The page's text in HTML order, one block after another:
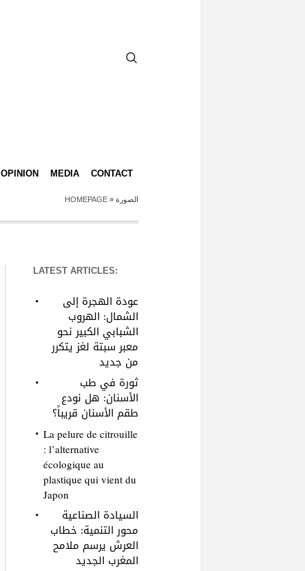
OPINION MEDIA CONTACT
HOMEPAGE » الصورة
LATEST ARTICLES:
عودة الهجرة إلى
الشمال: الهروب
الشبابي الكبير نحو
معبر سبتة لغز يتكرر
من جديد
ثورة في طب
الأسنان: هل نودع
طقم الأسنان قريباً؟
La pelure de citrouille
: l’alternative
écologique au
plastique qui vient du
Japon
السيادة الصناعية
محور التنمية: خطاب
العرش يرسم ملامح
المغرب الجديد